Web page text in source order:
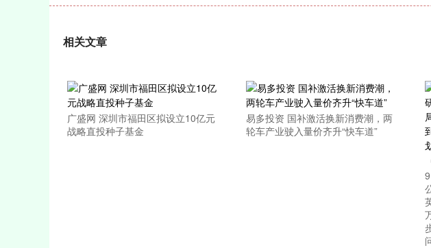
相关文章
广盛网 深圳市福田区拟设立10亿元
战略直投种子基金
易多投资 国补激活换新消费潮，两
轮车产业驶入量价齐升“快车道”